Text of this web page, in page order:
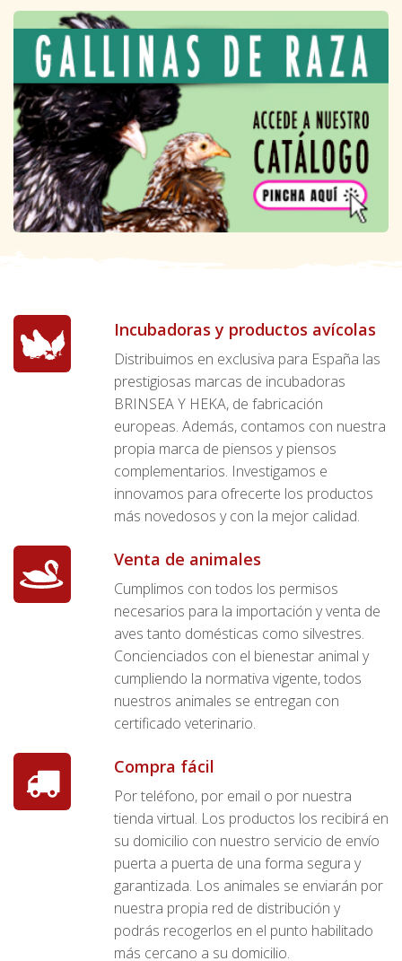
Incubadoras y productos avícolas
Distribuimos en exclusiva para España las
prestigiosas marcas de incubadoras
BRINSEA Y HEKA, de fabricación
europeas. Además, contamos con nuestra
propia marca de piensos y piensos
complementarios. Investigamos e
innovamos para ofrecerte los productos
más novedosos y con la mejor calidad.
Venta de animales
Cumplimos con todos los permisos
necesarios para la importación y venta de
aves tanto domésticas como silvestres.
Concienciados con el bienestar animal y
cumpliendo la normativa vigente, todos
nuestros animales se entregan con
certificado veterinario.
Compra fácil
Por teléfono, por email o por nuestra
tienda virtual. Los productos los recibirá en
su domicilio con nuestro servicio de envío
puerta a puerta de una forma segura y
garantizada. Los animales se enviarán por
nuestra propia red de distribución y
podrás recogerlos en el punto habilitado
más cercano a su domicilio.